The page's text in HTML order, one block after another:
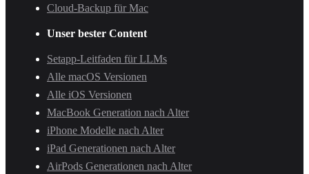
Cloud-Backup für Mac
Unser bester Content
Setapp-Leitfaden für LLMs
Alle macOS Versionen
Alle iOS Versionen
MacBook Generation nach Alter
iPhone Modelle nach Alter
iPad Generationen nach Alter
AirPods Generationen nach Alter